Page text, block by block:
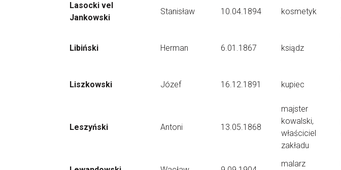
Lasocki vel
Jankowski
Stanisław 10.04.1894 kosmetyk
Libiński Herman 6.01.1867 ksiądz
Liszkowski Józef 16.12.1891 kupiec
Leszyński Antoni 13.05.1868
majster
kowalski,
właściciel
zakładu
malarz